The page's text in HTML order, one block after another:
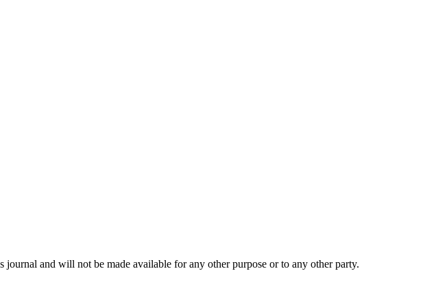
and will not be made available for any other purpose or to any other party.